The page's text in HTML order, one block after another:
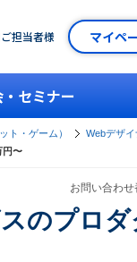
担当者様 マイペ
セミナー
ト・ゲーム）
Webデザ
円〜
お問い合わ
のプロ